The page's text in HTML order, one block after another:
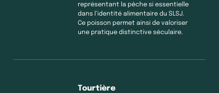
représentant la pêche si essentielle
dans l’identité alimentaire du SLSJ.
Ce poisson permet ainsi de valoriser
une pratique distinctive séculaire.
Tourtière